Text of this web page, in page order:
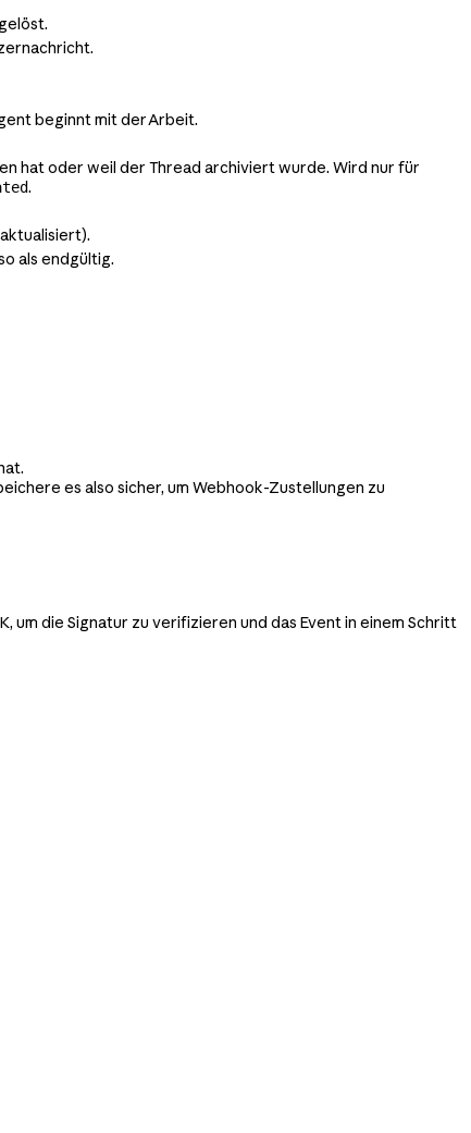
beginnt mit der Arbeit.
hat oder weil der Thread archiviert wurde. Wird nur für
.
als endgültig.
es also sicher, um Webhook-Zustellungen zu
um die Signatur zu verifizieren und das Event in einem Schritt